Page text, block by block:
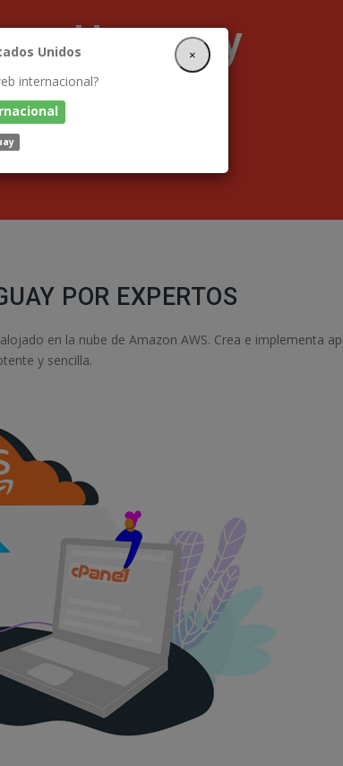
Uruguay
POR EXPERTOS
en la nube de Amazon AWS. Crea e implementa
y sencilla.
Unidos
internacional?
×